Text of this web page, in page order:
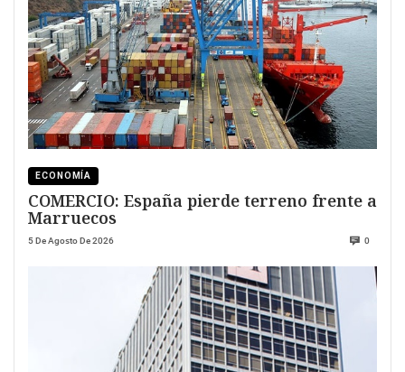
ECONOMÍA
COMERCIO: España pierde terreno frente a
Marruecos
5 De Agosto De 2026 0